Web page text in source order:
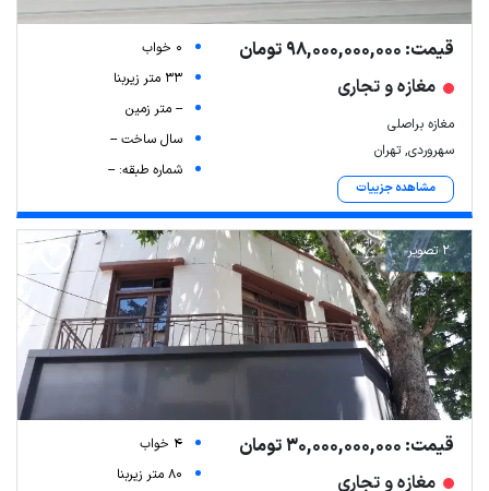
قیمت: 98,000,000,000 تومان
مغازه و تجاری
مغازه براصلی
سهروردی, تهران
مشاهده جزییات
0 خواب
33 متر زیربنا
-- متر زمین
سال ساخت --
شماره طبقه: --
2 تصویر
قیمت: 30,000,000,000 تومان
مغازه و تجاری
4 خواب
80 متر زیربنا